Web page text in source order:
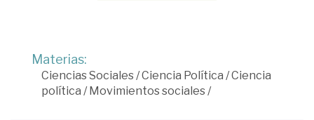
Materias:
Ciencias Sociales /Ciencia Política /Ciencia
política /Movimientos sociales /